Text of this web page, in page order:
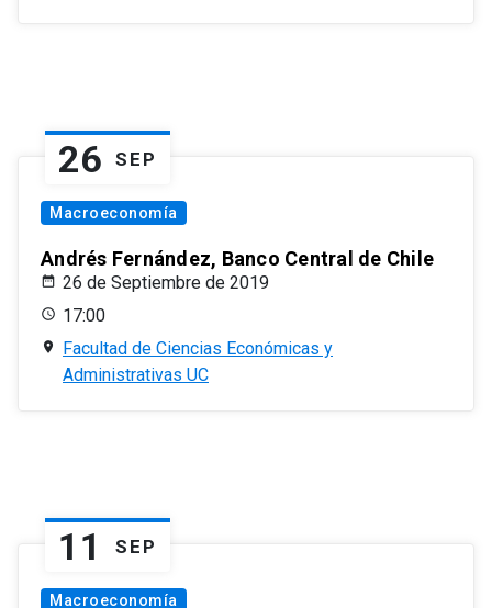
26 SEP
Macroeconomía
Andrés Fernández, Banco Central de Chile
26 de Septiembre de 2019
17:00
Facultad de Ciencias Económicas y
Administrativas UC
11 SEP
Macroeconomía